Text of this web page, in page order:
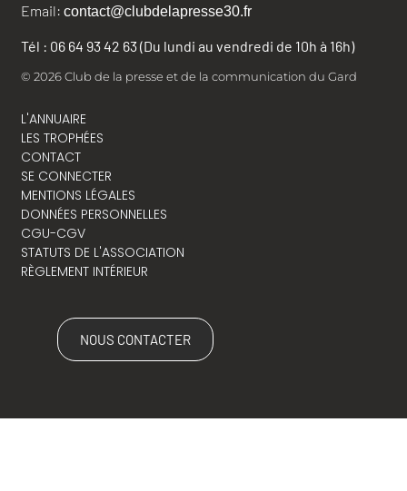
Email: contact@clubdelapresse30.fr
Tél : 06 64 93 42 63 (Du lundi au vendredi de 10h à 16h)
© 2026 Club de la presse et de la communication du Gard
L'ANNUAIRE
LES TROPHÉES
CONTACT
SE CONNECTER
MENTIONS LÉGALES
DONNÉES PERSONNELLES
CGU-CGV
STATUTS DE L'ASSOCIATION
RÈGLEMENT INTÉRIEUR
NOUS CONTACTER